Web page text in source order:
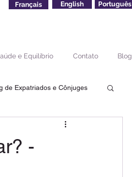
Français English Português
e Equilíbrio Contato Blog
de Expatriados e Cônjuges
de Aposentadoria Terceira
-